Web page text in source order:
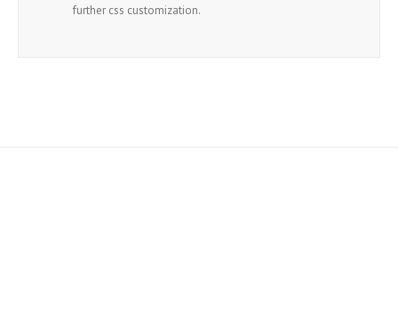
further css customization.